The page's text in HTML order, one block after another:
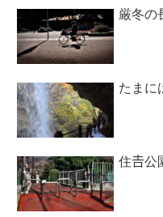
厳冬の
たまに
住𠮷公